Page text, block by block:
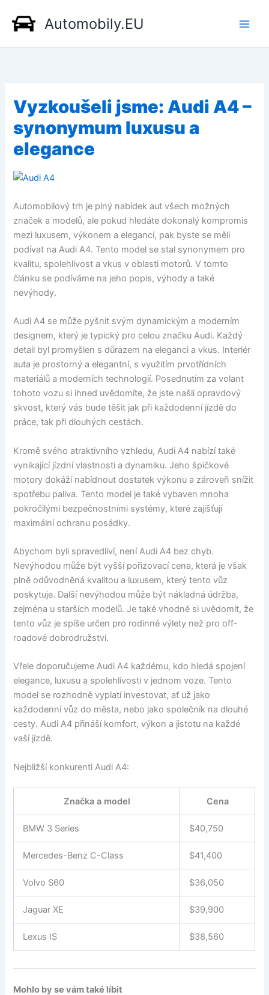
obsah
Automobily.EU
Vyzkoušeli jsme: Audi A4 –
synonymum luxusu a
elegance
Automobilový trh je plný nabídek aut všech možných
značek a modelů, ale pokud hledáte dokonalý kompromis
mezi luxusem, výkonem a elegancí, pak byste se měli
podívat na Audi A4. Tento model se stal synonymem pro
kvalitu, spolehlivost a vkus v oblasti motorů. V tomto
článku se podíváme na jeho popis, výhody a také
nevýhody.
Audi A4 se může pyšnit svým dynamickým a moderním
designem, který je typický pro celou značku Audi. Každý
detail byl promyšlen s důrazem na eleganci a vkus. Interiér
auta je prostorný a elegantní, s využitím prvotřídních
materiálů a moderních technologií. Posednutím za volant
tohoto vozu si ihned uvědomíte, že jste našli opravdový
skvost, který vás bude těšit jak při každodenní jízdě do
práce, tak při dlouhých cestách.
Kromě svého atraktivního vzhledu, Audi A4 nabízí také
vynikající jízdní vlastnosti a dynamiku. Jeho špičkové
motory dokáží nabídnout dostatek výkonu a zároveň snížit
spotřebu paliva. Tento model je také vybaven mnoha
pokročilými bezpečnostními systémy, které zajišťují
maximální ochranu posádky.
Abychom byli spravedliví, není Audi A4 bez chyb.
Nevýhodou může být vyšší pořizovací cena, která je však
plně odůvodněná kvalitou a luxusem, který tento vůz
poskytuje. Další nevýhodou může být nákladná údržba,
zejména u starších modelů. Je také vhodné si uvědomit, že
tento vůz je spíše určen pro rodinné výlety než pro off-
roadové dobrodružství.
Vřele doporučujeme Audi A4 každému, kdo hledá spojení
elegance, luxusu a spolehlivosti v jednom voze. Tento
model se rozhodně vyplatí investovat, ať už jako
každodenní vůz do města, nebo jako společník na dlouhé
cesty. Audi A4 přináší komfort, výkon a jistotu na každé
vaší jízdě.
Nejbližší konkurenti Audi A4:
Značka a model Cena
BMW 3 Series $40,750
Mercedes-Benz C-Class $41,400
Volvo S60 $36,050
Jaguar XE $39,900
Lexus IS $38,560
Mohlo by se vám také líbit